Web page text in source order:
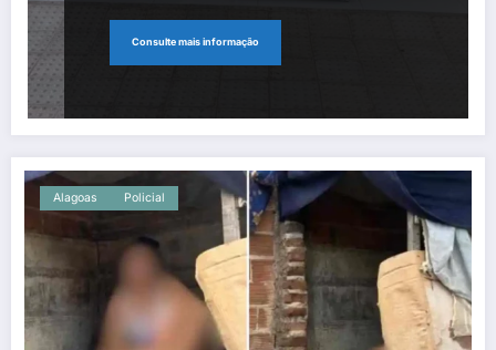
Consulte mais informação
Alagoas Policial